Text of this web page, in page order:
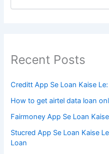
Recent Posts
Creditt App Se Loan Kaise Le:
How to get airtel data loan
Fairmoney App Se Loan Kaise
Stucred App Se Loan Kaise
Loan